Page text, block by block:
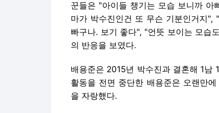
꾼들은 "아이들 챙기는 모습 보니까
마가 박수진인건 또 무슨 기분인거지
빠구나. 보기 좋다", "언뜻 보이는 모습
의 반응을 보였다.
배용준은 2015년 박수진과 결혼해 1남
활동을 전면 중단한 배용준은 오랜만
을 자랑했다.